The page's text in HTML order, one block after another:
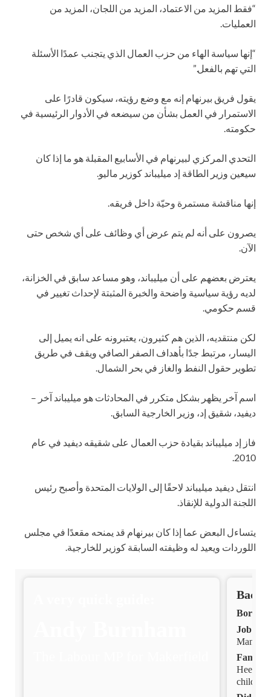
“فقط المزيد من الاعتماد، المزيد من اللجان، المزيد من
العمليات.
“إنها سياسة الهاء من حزب العمال الذي يتجنب عمدًا الأسئلة
التي تهم بالفعل.”
يقول فريق بيرنهام إنه مع وضع رؤيته، سيكون قادرًا على
الاستمرار في العمل بشأن من سيضعه في الأدوار الرئيسية في
حكومته.
التحدي المركزي لبيرنهام في الأسابيع المقبلة هو ما إذا كان
سيعين وزير الطاقة إد ميليباند كوزير ماليو.
إنها مناقشة مستمرة وحيّة داخل فريقه.
يصرون على أنه لم يتم عرض أي وظائف على أي شخص حتى
الآن.
يعترض بعضهم على أن ميليباند، وهو مساعد سابق في الخزانة،
لديه رؤية سياسية واضحة والخبرة المثبتة لإحداث تغيير في
قسم حكومي.
لكن منتقديه، الذين هم كثيرون، يعتبرونه على انه يميل إلى
اليسار، مرتبط جدًا بأهداف الصفر الصافي ويقف في طريق
تطوير حقول النفط والغاز في بحر الشمال.
اسم آخر يظهر بشكل متكرر في المحادثات هو ميليباند آخر –
ديفيد، شقيق إد، وزير الخارجية السابق.
فاز إد ميليباند بقيادة حزب العمال على شقيقه ديفيد في عام
2010.
انتقل ديفيد ميليباند لاحقًا إلى الولايات المتحدة وأصبح رئيس
اللجنة الدولية للإنقاذ.
يتساءل البعض عما إذا كان بيرنهام قد يمنحه مقعدًا في مجلس
اللوردات ويعيد له وظيفته السابقة كوزير للخارجية.